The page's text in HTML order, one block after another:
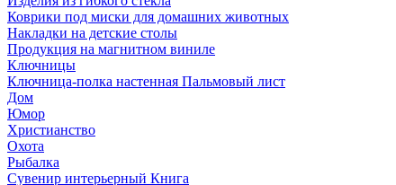
Коврики под миски для домашних животных
Накладки на детские столы
Продукция на магнитном виниле
Ключницы
Ключница-полка настенная Пальмовый лист
Дом
Юмор
Христианство
Охота
Рыбалка
Сувенир интерьерный Книга